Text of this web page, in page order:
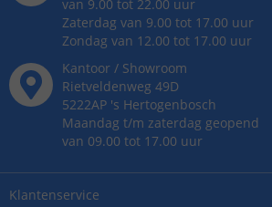
Klantenservice
van 9.00 tot 22.00 uur
Zaterdag van 9.00 tot 17.00 uur
Zondag van 12.00 tot 17.00 uur
Kantoor / Showroom
Rietveldenweg 49D
5222AP 's Hertogenbosch
Maandag t/m zaterdag geopend
van 09.00 tot 17.00 uur